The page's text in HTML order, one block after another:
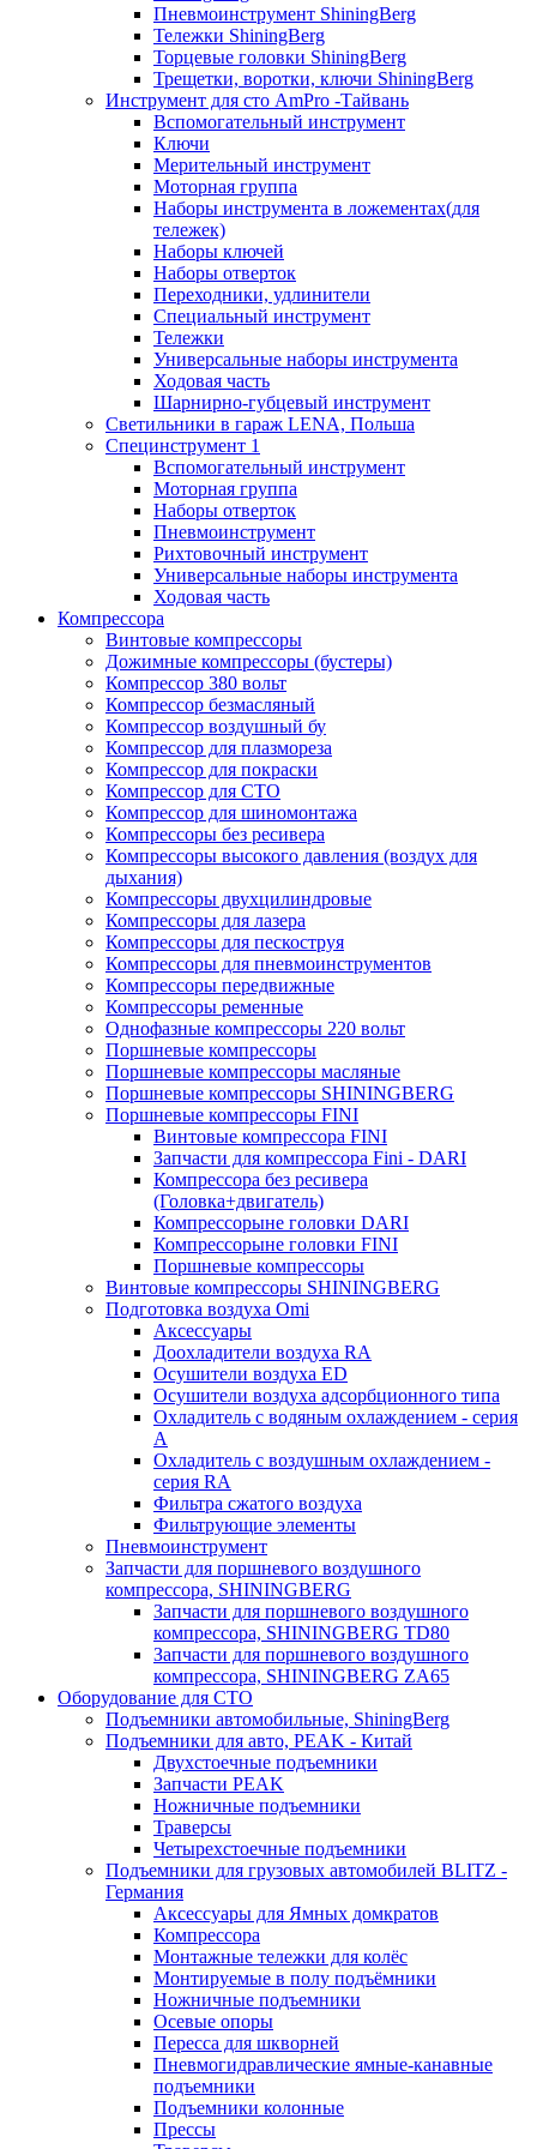
Пневмоинструмент ShiningBerg
Тележки ShiningBerg
Торцевые головки ShiningBerg
Трещетки, воротки, ключи ShiningBerg
Инструмент для сто AmPro -Тайвань
Вспомогательный инструмент
Ключи
Мерительный инструмент
Моторная группа
Наборы инструмента в ложементах(для
тележек)
Наборы ключей
Наборы отверток
Переходники, удлинители
Специальный инструмент
Тележки
Универсальные наборы инструмента
Ходовая часть
Шарнирно-губцевый инструмент
Светильники в гараж LENA, Польша
Специнструмент 1
Вспомогательный инструмент
Моторная группа
Наборы отверток
Пневмоинструмент
Рихтовочный инструмент
Универсальные наборы инструмента
Ходовая часть
Компрессора
Винтовые компрессоры
Дожимные компрессоры (бустеры)
Компрессор 380 вольт
Компрессор безмасляный
Компрессор воздушный бу
Компрессор для плазмореза
Компрессор для покраски
Компрессор для СТО
Компрессор для шиномонтажа
Компрессоры без ресивера
Компрессоры высокого давления (воздух для
дыхания)
Компрессоры двухцилиндровые
Компрессоры для лазера
Компрессоры для пескоструя
Компрессоры для пневмоинструментов
Компрессоры передвижные
Компрессоры ременные
Однофазные компрессоры 220 вольт
Поршневые компрессоры
Поршневые компрессоры масляные
Поршневые компрессоры SHININGBERG
Поршневые компрессоры FINI
Винтовые компрессора FINI
Запчасти для компрессора Fini - DARI
Компрессора без ресивера
(Головка+двигатель)
Компрессорыне головки DARI
Компрессорыне головки FINI
Поршневые компрессоры
Винтовые компрессоры SHININGBERG
Подготовка воздуха Omi
Аксессуары
Доохладители воздуха RA
Осушители воздуха ED
Осушители воздуха адсорбционного типа
Охладитель с водяным охлаждением - серия
A
Охладитель с воздушным охлаждением -
серия RA
Фильтра сжатого воздуха
Фильтрующие элементы
Пневмоинструмент
Запчасти для поршневого воздушного
компрессора, SHININGBERG
Запчасти для поршневого воздушного
компрессора, SHININGBERG TD80
Запчасти для поршневого воздушного
компрессора, SHININGBERG ZA65
Оборудование для СТО
Подъемники автомобильные, ShiningBerg
Подъемники для авто, PEAK - Китай
Двухстоечные подъемники
Запчасти PEAK
Ножничные подъемники
Траверсы
Четырехстоечные подъемники
Подъемники для грузовых автомобилей BLITZ -
Германия
Аксессуары для Ямных домкратов
Компрессора
Монтажные тележки для колёс
Монтируемые в полу подъёмники
Ножничные подъемники
Осевые опоры
Пересса для шкворней
Пневмогидравлические ямные-канавные
подъемники
Подъемники колонные
Прессы